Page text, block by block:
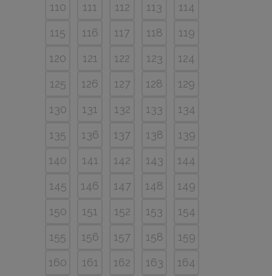
110
111 112 113
114
115
116 117 118
119
120
121 122 123
124
125
126 127 128
129
130
131 132 133
134
135
136 137 138
139
140
141 142 143
144
145
146 147 148
149
150
151 152 153
154
155
156 157 158
159
160
161 162 163
164